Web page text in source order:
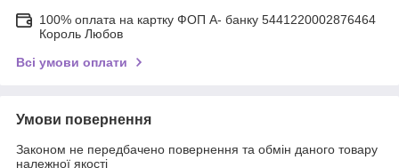
100% оплата на картку ФОП А- банку 5441220002876464
Король Любов
Всі умови оплати
Умови повернення
Законом не передбачено повернення та обмін даного товару
належної якості